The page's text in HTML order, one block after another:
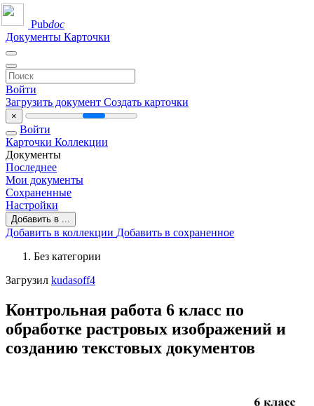
Pubdoc
Документы Карточки
Войти
Загрузить документ Создать карточки
×
Войти
Карточки Коллекции
Документы
Последнее
Мои документы
Сохраненные
Настройки
Добавить в ...
Добавить в коллекции Добавить в сохраненное
Без категории
Загрузил kudasoff4
Контрольная работа 6 класс по
обработке растровых изображений и
созданию текстовых документов